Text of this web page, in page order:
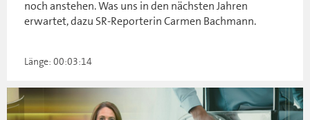
noch anstehen. Was uns in den nächsten Jahren
erwartet, dazu SR-Reporterin Carmen Bachmann.
Länge: 00:03:14